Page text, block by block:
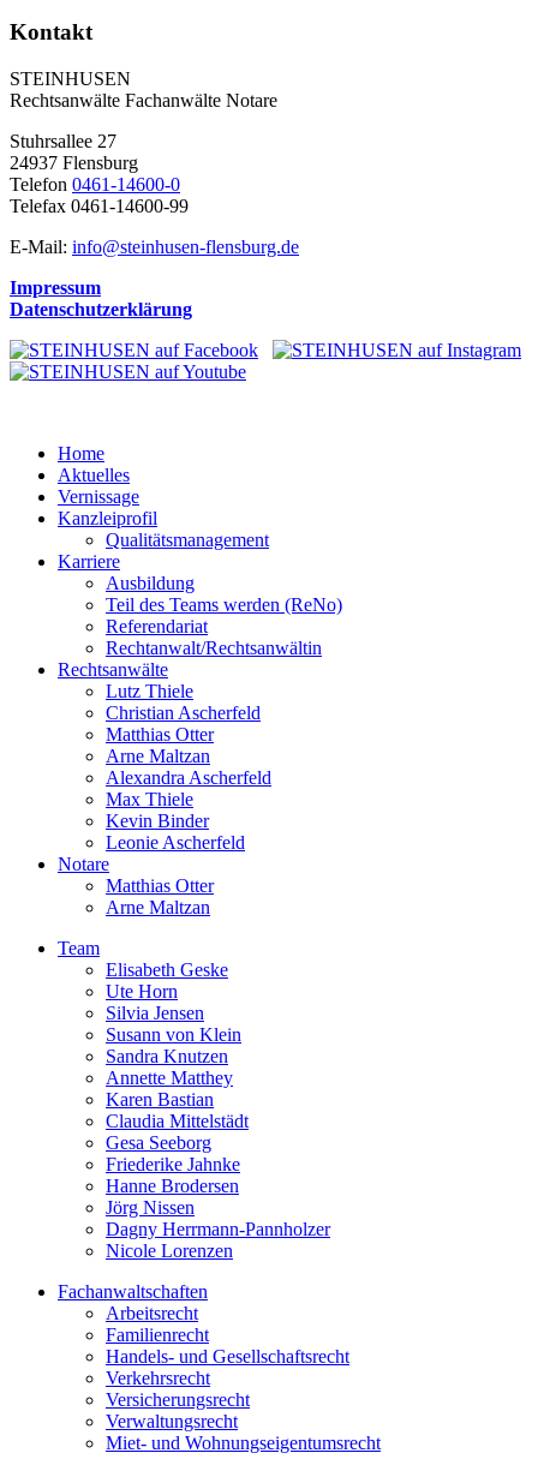
Kontakt
STEINHUSEN
Rechtsanwälte Fachanwälte Notare
Stuhrsallee 27
24937 Flensburg
Telefon 0461-14600-0
Telefax 0461-14600-99
E-Mail: info@steinhusen-flensburg.de
Impressum
Datenschutzerklärung
Home
Aktuelles
Vernissage
Kanzleiprofil
Qualitätsmanagement
Karriere
Ausbildung
Teil des Teams werden (ReNo)
Referendariat
Rechtanwalt/Rechtsanwältin
Rechtsanwälte
Lutz Thiele
Christian Ascherfeld
Matthias Otter
Arne Maltzan
Alexandra Ascherfeld
Max Thiele
Kevin Binder
Leonie Ascherfeld
Notare
Matthias Otter
Arne Maltzan
Team
Elisabeth Geske
Ute Horn
Silvia Jensen
Susann von Klein
Sandra Knutzen
Annette Matthey
Karen Bastian
Claudia Mittelstädt
Gesa Seeborg
Friederike Jahnke
Hanne Brodersen
Jörg Nissen
Dagny Herrmann-Pannholzer
Nicole Lorenzen
Fachanwaltschaften
Arbeitsrecht
Familienrecht
Handels- und Gesellschaftsrecht
Verkehrsrecht
Versicherungsrecht
Verwaltungsrecht
Miet- und Wohnungseigentumsrecht